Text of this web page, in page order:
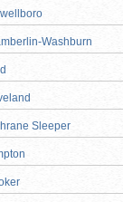
Washburn
Sleeper